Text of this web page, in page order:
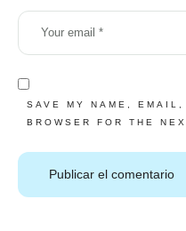
SAVE MY NAME,
BROWSER FOR THE